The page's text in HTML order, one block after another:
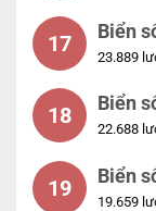
17 Biển
23.889
18 Biển
22.688
19 Biển
19.659